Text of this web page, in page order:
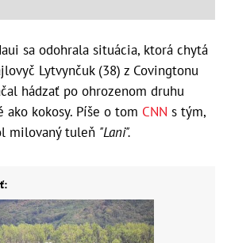
sa odohrala situácia, ktorá chytá
Lytvynčuk (38) z Covingtonu
hádzať po ohrozenom druhu
kokosy. Píše o tom CNN s tým,
milovaný tuleň "Lani".